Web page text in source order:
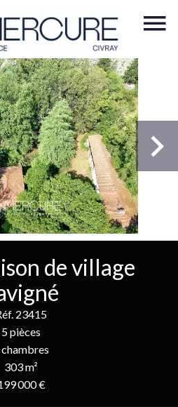
de village
23415
5 pièces
303 m²
000 €